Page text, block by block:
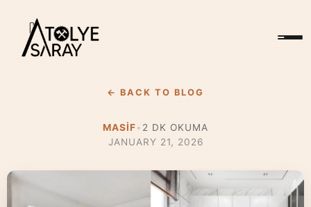
← BACK TO BLOG
MASIF• 2 DK OKUMA
JANUARY 21, 2026